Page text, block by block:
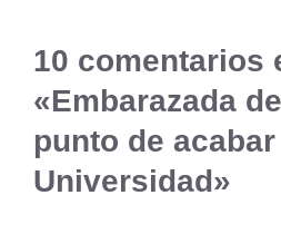
10 comentarios
«Embarazada
punto de
Universidad»